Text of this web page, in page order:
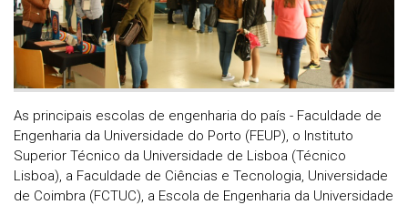
As principais escolas de engenharia do país - Faculdade de
Engenharia da Universidade do Porto (FEUP), o Instituto
Superior Técnico da Universidade de Lisboa (Técnico
Lisboa), a Faculdade de Ciências e Tecnologia, Universidade
de Coimbra (FCTUC), a Escola de Engenharia da Universidade